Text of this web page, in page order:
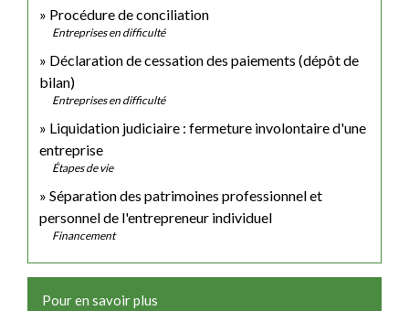
Procédure de conciliation
Entreprises en difficulté
Déclaration de cessation des paiements (dépôt de
bilan)
Entreprises en difficulté
Liquidation judiciaire : fermeture involontaire d'une
entreprise
Étapes de vie
Séparation des patrimoines professionnel et
personnel de l'entrepreneur individuel
Financement
Pour en savoir plus